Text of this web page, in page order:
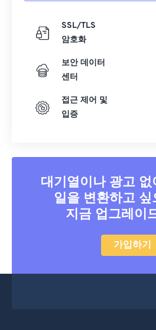
SSL/TLS
암호화
보안 데이터
센터
접근 제어 및
입증
대기열이나 광고
일을 변환하고 싶
지금 업그레이
가입하기